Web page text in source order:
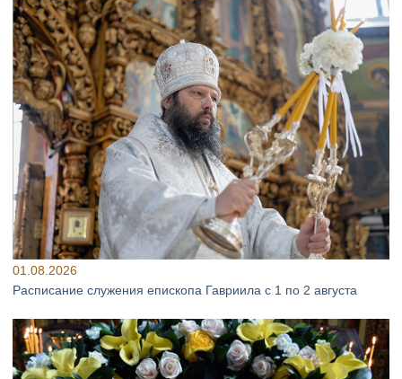
01.08.2026
Расписание служения епископа Гавриила с 1 по 2 августа